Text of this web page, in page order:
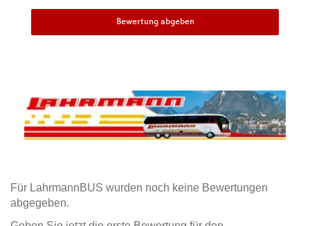
Bewertung abgeben
Für LahrmannBUS wurden noch keine Bewertungen
abgegeben.